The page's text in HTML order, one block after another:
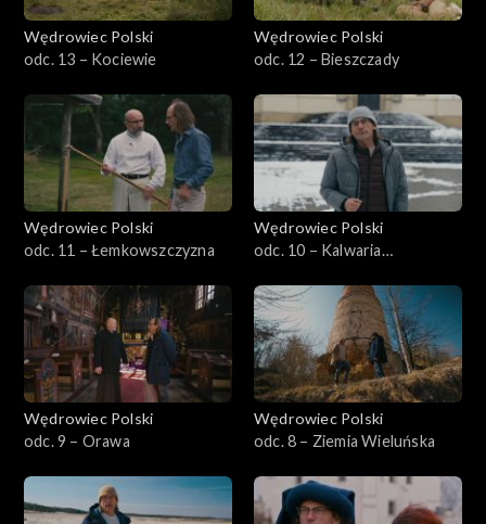
Wędrowiec Polski
odc. 13 – Kociewie
Wędrowiec Polski
odc. 12 – Bieszczady
Wędrowiec Polski
odc. 11 – Łemkowszczyzna
Wędrowiec Polski
odc. 10 – Kalwaria
Wędrowiec Polski
odc. 9 – Orawa
Wędrowiec Polski
odc. 8 – Ziemia Wieluńska